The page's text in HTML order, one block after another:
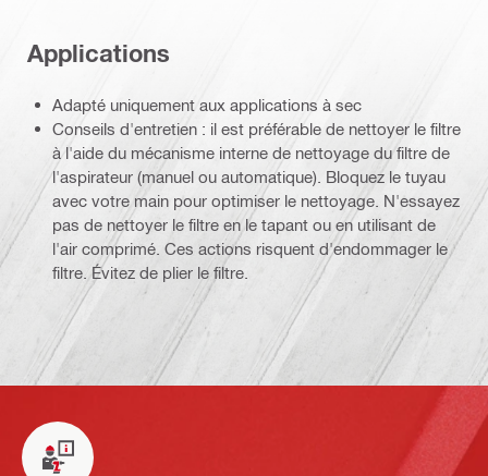
Applications
Adapté uniquement aux applications à sec
Conseils d'entretien : il est préférable de nettoyer le filtre
à l'aide du mécanisme interne de nettoyage du filtre de
l'aspirateur (manuel ou automatique). Bloquez le tuyau
avec votre main pour optimiser le nettoyage. N'essayez
pas de nettoyer le filtre en le tapant ou en utilisant de
l'air comprimé. Ces actions risquent d'endommager le
filtre. Évitez de plier le filtre.